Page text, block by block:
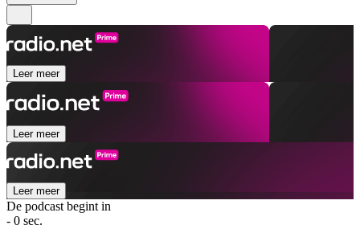
Leer meer
Leer meer
Leer meer
De podcast begint in
- 0 sec.